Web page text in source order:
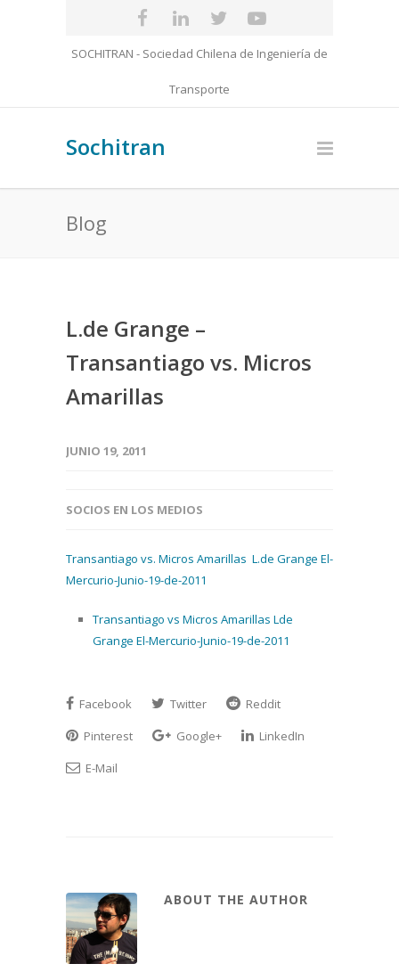
SOCHITRAN - Sociedad Chilena de Ingeniería de
Transporte
Sochitran
Blog
L.de Grange –
Transantiago vs. Micros
Amarillas
JUNIO 19, 2011
SOCIOS EN LOS MEDIOS
Transantiago vs. Micros Amarillas L.de Grange El-
Mercurio-Junio-19-de-2011
Transantiago vs Micros Amarillas Lde
Grange El-Mercurio-Junio-19-de-2011
Facebook Twitter
Reddit
Pinterest
Google+
LinkedIn
E-Mail
ABOUT THE AUTHOR